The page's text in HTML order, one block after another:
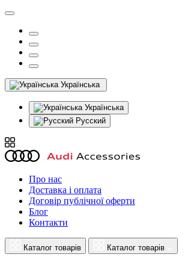
Українська
Українська
Русский
Про нас
Доставка і оплата
Договір публічної оферти
Блог
Контакти
Каталог товарів Каталог товарів